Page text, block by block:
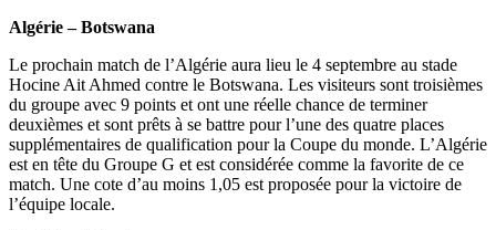
Algérie – Botswana
Le prochain match de l’Algérie aura lieu le 4 septembre au stade
Hocine Ait Ahmed contre le Botswana. Les visiteurs sont troisièmes
du groupe avec 9 points et ont une réelle chance de terminer
deuxièmes et sont prêts à se battre pour l’une des quatre places
supplémentaires de qualification pour la Coupe du monde. L’Algérie
est en tête du Groupe G et est considérée comme la favorite de ce
match. Une cote d’au moins 1,05 est proposée pour la victoire de
l’équipe locale.